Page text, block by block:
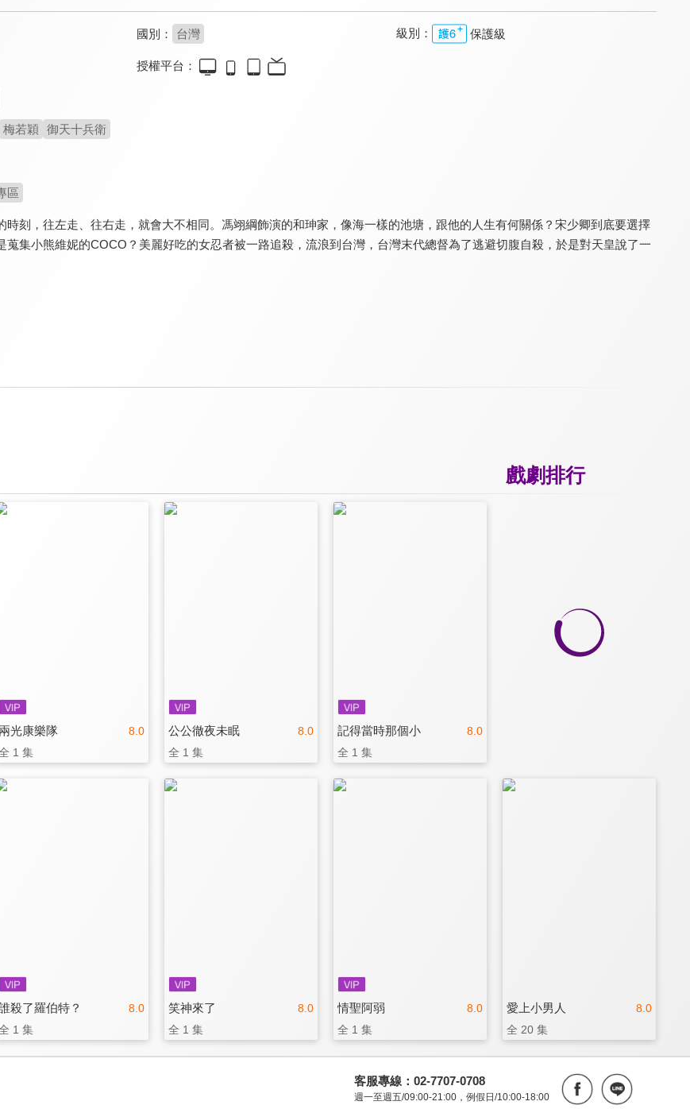
國別： 台灣 級別： 保護級
授權平台：
梅若穎 御天十兵衛
區
時刻，往左走、往右走，就會大不相同。馮翊綱飾演的和珅家，像海一樣的池塘，跟他的人生有何關係？宋少卿到底要選擇
蒐集小熊維妮的COCO？美麗好吃的女忍者被一路追殺，流浪到台灣，台灣末代總督為了逃避切腹自殺，於是對天皇說了一
戲劇排行
8.0
兩光康樂隊
1 集
8.0
公公徹夜未眠
全 1 集
8.0
記得當時那個小
全 1 集
8.0
殺了羅伯特？
1 集
8.0
笑神來了
全 1 集
8.0
情聖阿弱
全 1 集
8.0
愛上小男人
全 20 集
客服專線：02-7707-0708
週一至週五/09:00-21:00，例假日/10:00-18:00